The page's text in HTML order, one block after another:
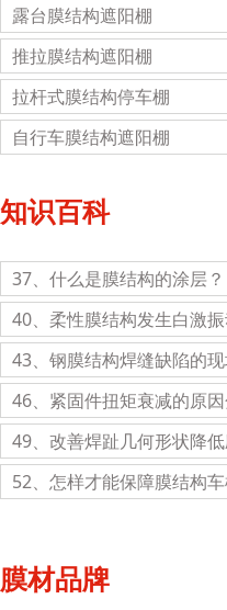
露台膜结构遮阳棚
推拉膜结构遮阳棚
拉杆式膜结构停车棚
自行车膜结构遮阳棚
知识百科
37、什么是膜结构的涂层？
40、柔性膜结构发生白激
43、钢膜结构焊缝缺陷的
46、紧固件扭矩衰减的原
49、改善焊趾几何形状降
52、怎样才能保障膜结构车
膜材品牌